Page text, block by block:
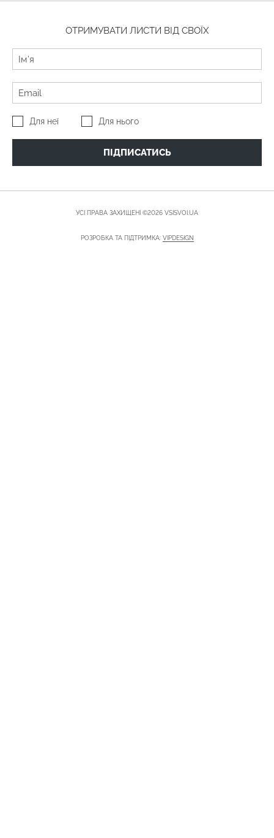
ОТРИМУВАТИ ЛИСТИ ВІД СВОЇХ
Для неї Для нього
ПІДПИСАТИСЬ
УСІ ПРАВА ЗАХИЩЕНІ ©2026 VSISVOI.UA
РОЗРОБКА ТА ПІДТРИМКА: VIPDESIGN